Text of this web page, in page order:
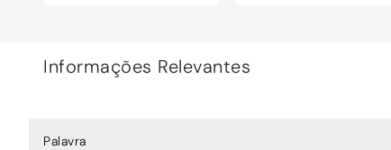
Informações Relevantes
Palavra